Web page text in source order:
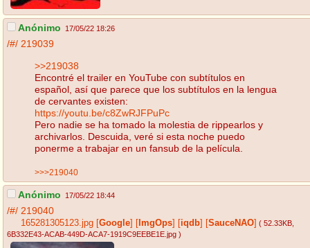
Anónimo 17/05/22 18:26
/#/ 219039
>>219038
Encontré el trailer en YouTube con subtítulos en
español, así que parece que los subtítulos en la lengua
de cervantes existen:
https://youtu.be/c8ZwRJFPuPc
Pero nadie se ha tomado la molestia de rippearlos y
archivarlos. Descuida, veré si esta noche puedo
ponerme a trabajar en un fansub de la película.
>>>219040
Anónimo 17/05/22 18:44
/#/ 219040
165281305123.jpg Google ImgOps iqdb SauceNAO ( 52.33KB
6B332E43-ACAB-449D-ACA7-1919C9EEBE1E.jpg )